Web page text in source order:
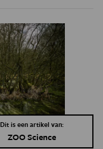
Dit is een artikel van:
ZOO Science